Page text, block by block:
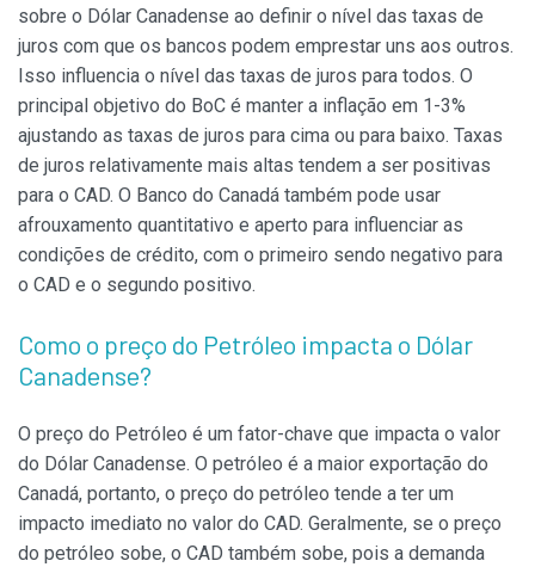
sobre o Dólar Canadense ao definir o nível das taxas de
juros com que os bancos podem emprestar uns aos outros.
Isso influencia o nível das taxas de juros para todos. O
principal objetivo do BoC é manter a inflação em 1-3%
ajustando as taxas de juros para cima ou para baixo. Taxas
de juros relativamente mais altas tendem a ser positivas
para o CAD. O Banco do Canadá também pode usar
afrouxamento quantitativo e aperto para influenciar as
condições de crédito, com o primeiro sendo negativo para
o CAD e o segundo positivo.
Como o preço do Petróleo impacta o Dólar
Canadense?
O preço do Petróleo é um fator-chave que impacta o valor
do Dólar Canadense. O petróleo é a maior exportação do
Canadá, portanto, o preço do petróleo tende a ter um
impacto imediato no valor do CAD. Geralmente, se o preço
do petróleo sobe, o CAD também sobe, pois a demanda